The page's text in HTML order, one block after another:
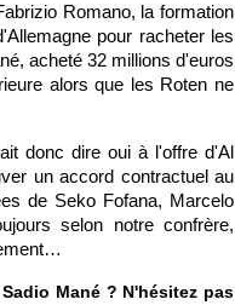
Romano, la formation
pour racheter les
acheté 32 millions d'euros
alors que les Roten ne
donc dire oui à l'offre d'Al
un accord contractuel au
de Seko Fofana, Marcelo
selon notre confrère,
Mané ? N'hésitez pas